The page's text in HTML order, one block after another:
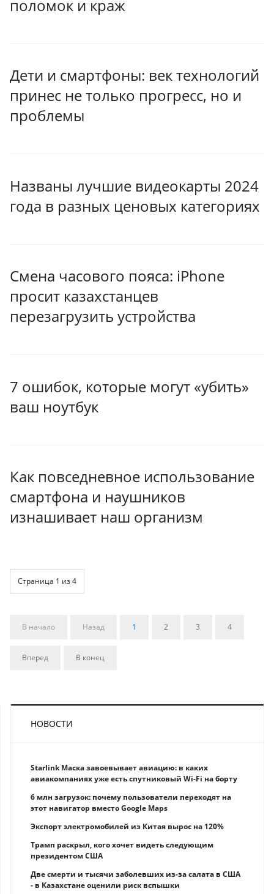
поломок и краж
Дети и смартфоны: век технологий
принес не только прогресс, но и
проблемы
Названы лучшие видеокарты 2024
года в разных ценовых категориях
Смена часового пояса: iPhone
просит казахстанцев
перезагрузить устройства
7 ошибок, которые могут «убить»
ваш ноутбук
Как повседневное использование
смартфона и наушников
изнашивает наш организм
Страница 1 из 4
В начало Назад 1 2 3 4
Вперед В конец
НОВОСТИ
Starlink Маска завоевывает авиацию: в каких
авиакомпаниях уже есть спутниковый Wi-Fi на борту
6 млн загрузок: почему пользователи переходят на
этот навигатор вместо Google Maps
Экспорт электромобилей из Китая вырос на 120%
Трамп раскрыл, кого хочет видеть следующим
президентом США
Две смерти и тысячи заболевших из-за салата в США
- в Казахстане оценили риск вспышки